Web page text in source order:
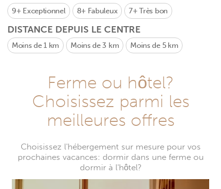
9+ Exceptionnel 8+ Fabuleux 7+Très bon
DISTANCE DEPUIS LE CENTRE
Moins de 1 km Moins de 3 km Moins de 5 km
Ferme ou hôtel?
Choisissez parmi les
meilleures offres
Choisissez l'hébergement sur mesure pour vos
prochaines vacances: dormir dans une ferme ou
dormir à l'hôtel?